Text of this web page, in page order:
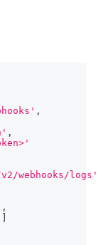
,
,
webhooks/logs'
,
]